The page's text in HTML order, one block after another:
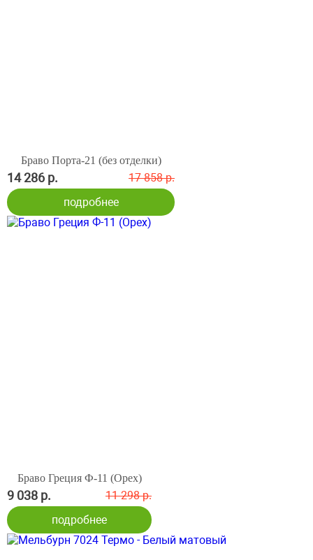
Браво Порта-21 (без отделки)
14 286 р.
17 858 р.
подробнее
Браво Греция Ф-11 (Орех)
9 038 р.
11 298 р.
подробнее